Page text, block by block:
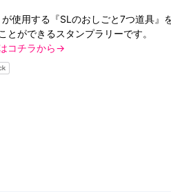
使用する『SLのおしごと7つ道具』
ができるスタンプラリーです。
コチラから→